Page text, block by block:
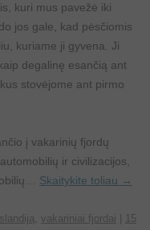
kuri mus pavežė iki
jos gale, kad pėsčiomis
kuriame ji gyvena. Ji
degalinę esančią ant
stovėjome ant pirmo
į vakarinių fjordų
ir civilizacijos,
Skaitykite toliau →
vakariniai fjordai
15